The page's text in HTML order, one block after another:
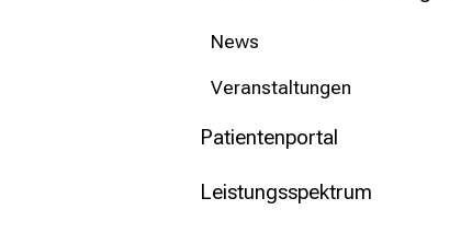
News
Veranstaltungen
Patientenportal
Leistungsspektrum